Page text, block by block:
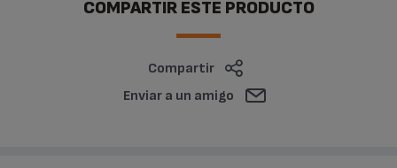
COMPARTIR ESTE PRODUCTO
Compartir
Enviar a un amigo